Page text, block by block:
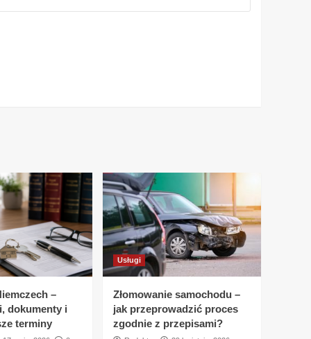
–
dokumenty i
terminy
Usługi
Złomowanie samochodu –
jak przeprowadzić proces
zgodnie z przepisami?